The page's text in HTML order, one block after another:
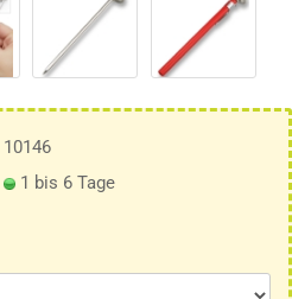
10146
1 bis 6 Tage